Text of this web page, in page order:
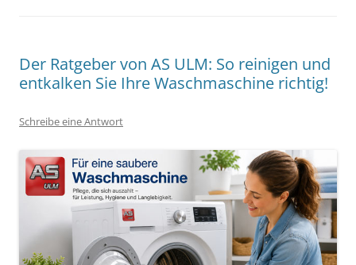
Der Ratgeber von AS ULM: So reinigen und
entkalken Sie Ihre Waschmaschine richtig!
Schreibe eine Antwort